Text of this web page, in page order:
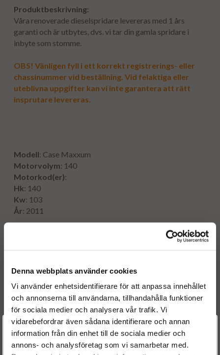
Denna webbplats använder cookies
Vi använder enhetsidentifierare för att anpassa innehållet
och annonserna till användarna, tillhandahålla funktioner
för sociala medier och analysera vår trafik. Vi
vidarebefordrar även sådana identifierare och annan
information från din enhet till de sociala medier och
annons- och analysföretag som vi samarbetar med.
Produktbeskrivning:
Våra renoverade dieselspridare levereras med 1 års
garanti och är utbytes, dvs. vi tar din gamla spridare i
inbyte som stomme.
OBS! Vänligen fyll i ett korrekt registrerings- eller
chassinummer vid beställning. Vid felaktiga eller
uteblivna uppgifter kan vi inte garantera att rätt
insprutare levereras.
Modell: Case Maxxum
Motorvolym: 140
Motorkod(er):
Hk: 140
Kw: 103
År: 2011
0445120057
OE numbers
504091505
2854608
504091505
2854608
Reference numbers
Välkommen till
Dieselspecialisten.se